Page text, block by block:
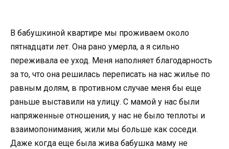
В бабушкиной квартире мы проживаем около
пятнадцати лет. Она рано умерла, а я сильно
переживала ее уход. Меня наполняет благодарность
за то, что она решилась переписать на нас жилье по
равным долям, в противном случае меня бы еще
раньше выставили на улицу. С мамой у нас были
напряженные отношения, у нас не было теплоты и
взаимопонимания, жили мы больше как соседи.
Даже когда еще была жива бабушка маму не